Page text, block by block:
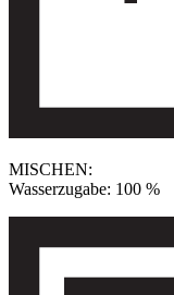
MISCHEN:
Wasserzugabe: 100 %